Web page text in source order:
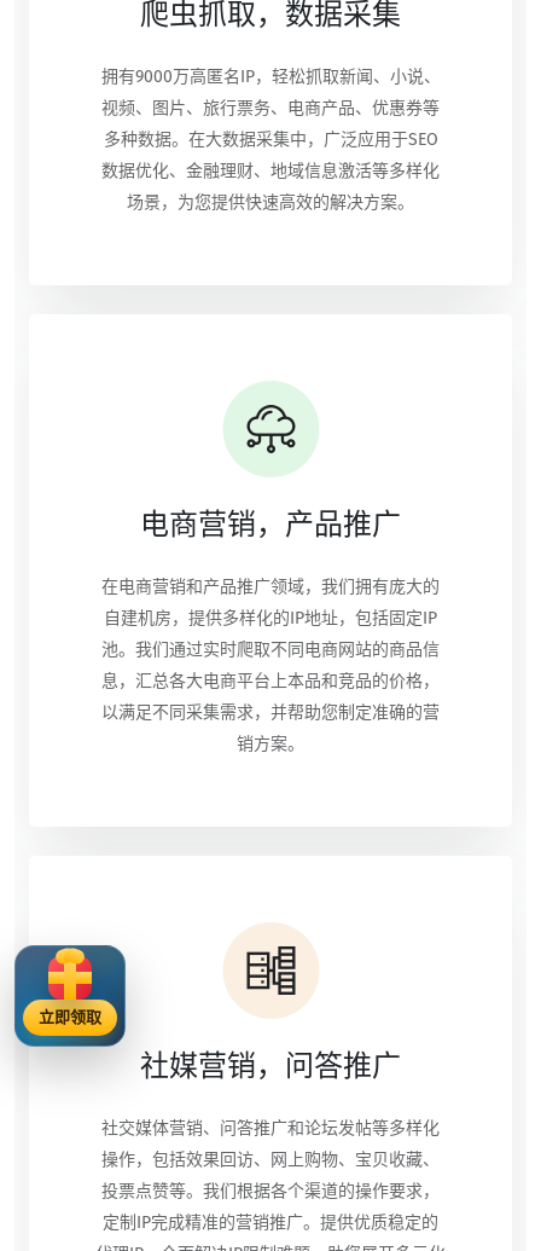
爬虫抓取，数据采集
拥有9000万高匿名IP，轻松抓取新闻、小说、
视频、图片、旅行票务、电商产品、优惠券等
多种数据。在大数据采集中，广泛应用于SEO
数据优化、金融理财、地域信息激活等多样化
场景，为您提供快速高效的解决方案。
电商营销，产品推广
在电商营销和产品推广领域，我们拥有庞大的
自建机房，提供多样化的IP地址，包括固定IP
池。我们通过实时爬取不同电商网站的商品信
息，汇总各大电商平台上本品和竞品的价格，
以满足不同采集需求，并帮助您制定准确的营
销方案。
社媒营销，问答推广
社交媒体营销、问答推广和论坛发帖等多样化
操作，包括效果回访、网上购物、宝贝收藏、
投票点赞等。我们根据各个渠道的操作要求，
定制IP完成精准的营销推广。提供优质稳定的
立即领取